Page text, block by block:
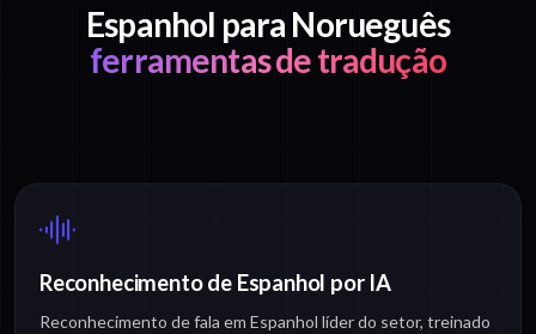
Espanhol para Norueguês
ferramentas de tradução
Reconhecimento de Espanhol por IA
Reconhecimento de fala em Espanhol líder do setor, treinado